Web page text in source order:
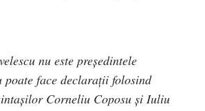
nu este preşedintele
poate face declaraţii folosind
Corneliu Coposu şi Iuliu